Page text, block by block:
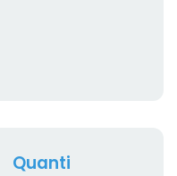
Quanti